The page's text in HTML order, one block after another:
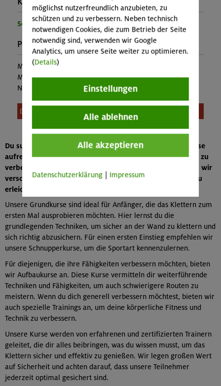
Sektion München
Preise:
Mitglieder:
Mitglieder anderer Sektion:
22,00 €
Nichtmitglieder:
26,00 €
Diese Veranstaltung ist leider nicht mehr buchbar.
Du suchst nach einem Kletterkurs in München, um in diese
aufregende Sportart einzusteigen oder deine Fähigkeiten zu
verbessern? Als Alpenverein München & Oberland bieten wir
verschiedene Kurse an, um den Einstieg in das Klettern zu
erleichtern oder deine Kenntnisse zu vertiefen.
Unsere Grundkurse sind ideal für Anfänger, die das Klettern zum
ersten Mal ausprobieren möchten. Hier lernst du die
grundlegenden Techniken, um sicher an der Wand zu klettern und
sich richtig abzusichern. Für einen ersten Einstieg empfehlen wir
unsere Schnupperkurse, um die Sportart kennenzulernen.
Für diejenigen, die ihre Fähigkeiten verbessern möchten, bieten
wir Aufbaukurse an. Diese Kurse vermitteln dir weiterführende
Techniken und Fähigkeiten, um auch schwierigere Routen zu
meistern. Wenn du dich generell verbessern möchtest, bieten wir
auch spezielle Trainings an, um deine körperliche Fitness und
Technik zu verbessern.
Unsere Kurse werden von erfahrenen und zertifizierten Trainern
geleitet, die dir alles beibringen, was du wissen musst, um das
Klettern sicher und effektiv zu genießen. Wir legen großen Wert
auf Sicherheit und achten darauf, dass unsere Teilnehmer
jederzeit optimal gesichert sind.
möglichst nutzerfreundlich anzubieten, zu
schützen und zu verbessern. Neben technisch
notwendigen Cookies, die zum Betrieb der Seite
notwendig sind, verwenden wir Google
Analytics, um unsere Seite weiter zu optimieren.
(Details)
Einstellungen
Alle ablehnen
Alle akzeptieren
Datenschutzerklärung Impressum